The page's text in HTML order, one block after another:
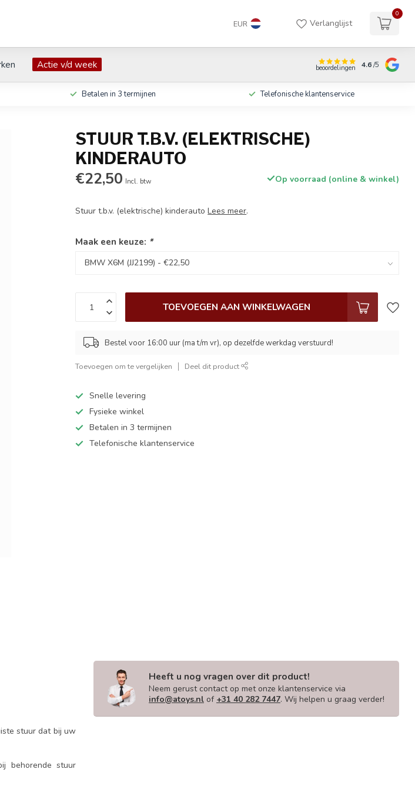
EUR Verlanglijst
0
Actie v/d week beoordelingen 4.6/5
Betalen in 3 termijnen Telefonische klantenservice
STUUR T.B.V. (ELEKTRISCHE)
KINDERAUTO
€22,50 Incl. btw Op voorraad (online & winkel)
Stuur t.b.v. (elektrische) kinderautoLees meer.
Maak een keuze: *
TOEVOEGEN AAN WINKELWAGEN
Bestel voor 16:00 uur (ma t/m vr), op dezelfde werkdag verstuurd!
Toevoegen om te vergelijken Deel dit product
Snelle levering
Fysieke winkel
Betalen in 3 termijnen
Telefonische klantenservice
stuur dat bij uw
behorende stuur
Heeft u nog vragen over dit product!
Neem gerust contact op met onze klantenservice via
info@atoys.nl of +31 40 282 7447. Wij helpen u graag verder!